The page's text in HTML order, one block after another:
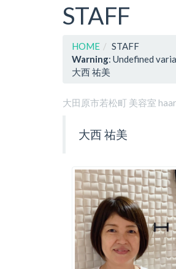
STAFF
HOME
STAFF
Warning: Undefined
大西 祐美
大田原市若松町 美容室
大西 祐美